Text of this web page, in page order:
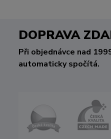
DOPRAVA
Při objednávce nad
automaticky spočítá.